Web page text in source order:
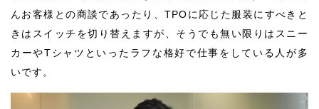
んお客様との商談であったり、TPOに応じた服装にすべきと
きはスイッチを切り替えますが、そうでも無い限りはスニー
カーやTシャツといったラフな格好で仕事をしている人が多
いです。